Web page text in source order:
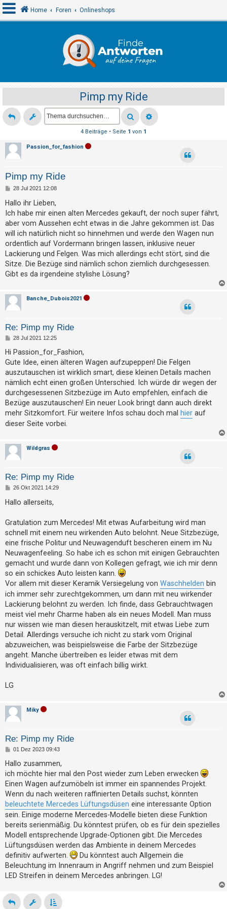
e
l
d
e
R
e
g
i
s
t
r
i
e
e
n
U
n
b
e
a
n
t
w
r
e
t
e
h
e
m
e
n
A
k
t
i
v
e
h
m
n
S
u
c
h
e
F
A
Q
Home Foren Onlineshops
Pimp my Ride
4 Beiträge • Seite 1 von 1
Passion_for_fashion
Pimp my Ride
B
i
t
r
a
g
28 Jul 2021 12:08
Hallo ihr Lieben,
Ich habe mir einen alten Mercedes gekauft, der noch super fährt,
aber vom Aussehen echt etwas in die Jahre gekommen ist. Das
will ich natürlich nicht so hinnehmen und werde den Wagen nun
ordentlich auf Vordermann bringen lassen, inklusive neuer
Lackierung und Felgen. Was mich allerdings echt stört, sind die
Sitze. Die Bezüge sind nämlich schon ziemlich durchgesessen.
Gibt es da irgendeine stylishe Lösung?
Banche_Dubois2021
Re: Pimp my Ride
B
r
a
g
28 Jul 2021 12:25
Hi Passion_for_Fashion,
Gute Idee, einen älteren Wagen aufzupeppen! Die Felgen
auszutauschen ist wirklich smart, diese kleinen Details machen
nämlich echt einen großen Unterschied. Ich würde dir wegen der
durchgesessenen Sitzbezüge im Auto empfehlen, einfach die
Bezüge auszutauschen! Ein neuer Look bringt dann auch direkt
mehr Sitzkomfort. Für weitere Infos schau doch mal
hier auf
dieser Seite vorbei.
Wildgras
Re: Pimp my Ride
B
i
t
a
g
26 Okt 2021 14:29
Hallo allerseits,
Gratulation zum Mercedes! Mit etwas Aufarbeitung wird man
schnell mit einem neu wirkenden Auto belohnt. Neue Sitzbezüge,
eine frische Politur und Neuwagenduft bescheren einem im Nu
Neuwagenfeeling. So habe ich es schon mit einigen Gebrauchten
gemacht und wurde dann von Kollegen gefragt, wie ich mir denn
so ein schickes Auto leisten kann.
Vor allem mit dieser Keramik Versiegelung von Waschhelden bin
ich immer sehr zurechtgekommen, um dann mit neu wirkender
Lackierung belohnt zu werden. Ich finde, dass Gebrauchtwagen
meist viel mehr Charme haben als ein neues Modell. Man muss
nur wissen wie man diesen herauskitzelt, mit etwas Liebe zum
Detail. Allerdings versuche ich nicht zu stark vom Original
abzuweichen, was beispielsweise die Farbe der Sitzbezüge
angeht. Manche übertreiben es leider etwas mit dem
Individualisieren, was oft einfach billig wirkt.
LG
Miky
Re: Pimp my Ride
B
i
r
a
g
01 Dez 2023 09:43
Hallo zusammen,
ich möchte hier mal den Post wieder zum Leben erwecken
Einen Wagen aufzumöbeln ist immer ein spannendes Projekt.
Wenn du nach weiteren raffinierten Details suchst, könnten
beleuchtete Mercedes Lüftungsdüsen eine interessante Option
sein. Einige moderne Mercedes-Modelle bieten diese Funktion
bereits serienmäßig. Du könntest prüfen, ob es für dein spezielles
Modell entsprechende Upgrade-Optionen gibt. Die Mercedes
Lüftungsdüsen werden das Ambiente in deinem Mercedes
definitiv aufwerten.
Du könntest auch Allgemein die
Beleuchtung im Innenraum in Angriff nehmen und zum Beispiel
LED Streifen in deinem Mercedes anbringen. LG!